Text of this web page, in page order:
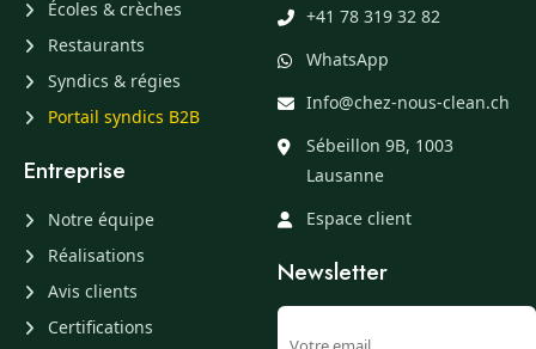
Écoles & crèches
Restaurants
Syndics & régies
Portail syndics B2B
Entreprise
Notre équipe
Réalisations
Avis clients
Certifications
+41 78 319 32 82
WhatsApp
Info@chez-nous-clean.ch
Sébeillon 9B, 1003
Lausanne
Espace client
Newsletter